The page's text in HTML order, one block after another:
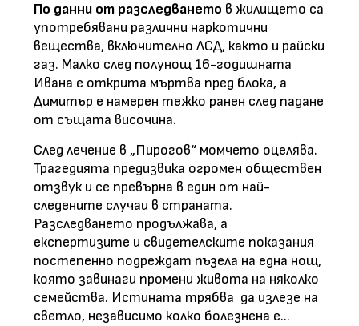
По данни от разследването в жилището са
употребявани различни наркотични
вещества, включително ЛСД, както и райски
газ. Малко след полунощ 16-годишната
Ивана е открита мъртва пред блока, а
Димитър е намерен тежко ранен след падане
от същата височина.
След лечение в „Пирогов“ момчето оцелява.
Трагедията предизвика огромен обществен
отзвук и се превърна в един от най-
следените случаи в страната.
Разследването продължава, а
експертизите и свидетелските показания
постепенно подреждат пъзела на една нощ,
която завинаги промени живота на няколко
семейства. Истината трябва да излезе на
светло, независимо колко болезнена е...